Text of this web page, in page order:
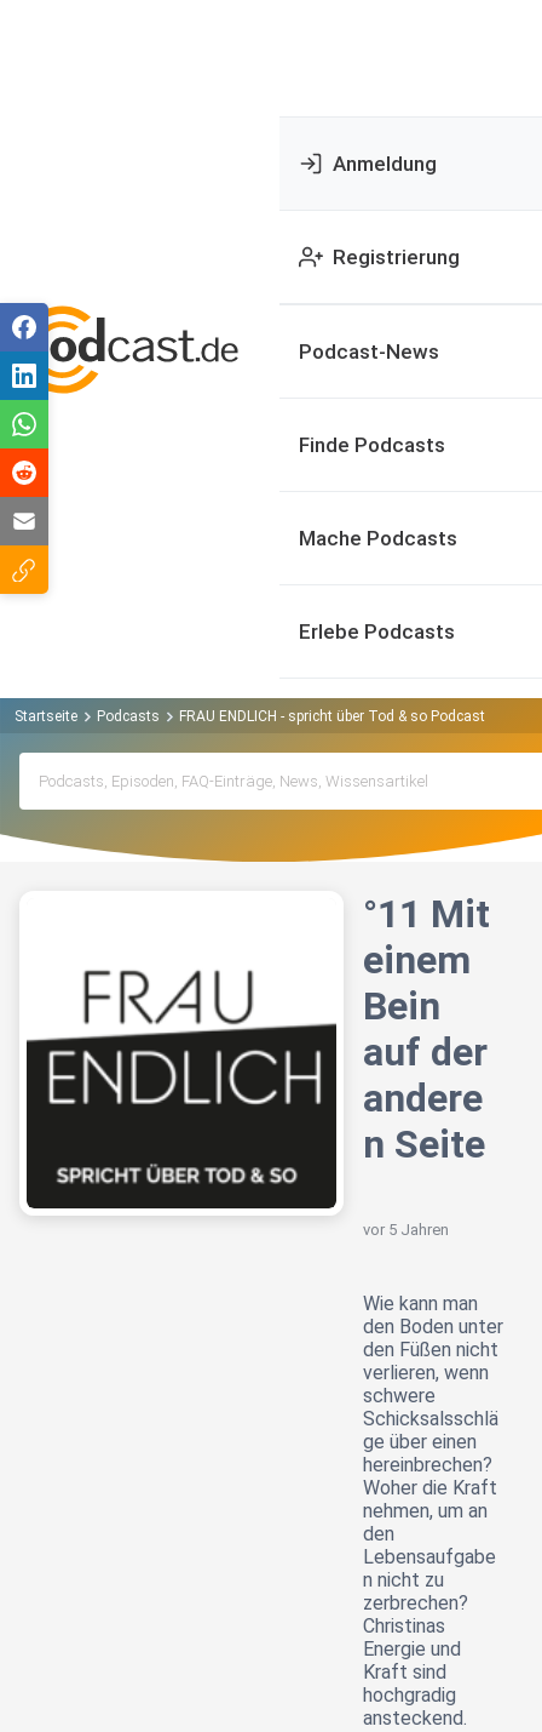
Anmeldung
Registrierung
Podcast-News
Finde Podcasts
Mache Podcasts
Erlebe Podcasts
Startseite Podcasts FRAU ENDLICH - spricht über Tod & so Podcast
°11 Mit
einem
Bein
auf der
andere
n Seite
vor 5 Jahren
Wie kann man
den Boden unter
den Füßen nicht
verlieren, wenn
schwere
Schicksalsschlä
ge über einen
hereinbrechen?
Woher die Kraft
nehmen, um an
den
Lebensaufgabe
n nicht zu
zerbrechen?
Christinas
Energie und
Kraft sind
hochgradig
ansteckend.